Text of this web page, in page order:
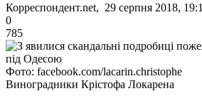
Корреспондент.net, 29 серпня 2018,
0
785
Фото: facebook.com/lacarin.christophe
Виноградники Крістофа Локарена